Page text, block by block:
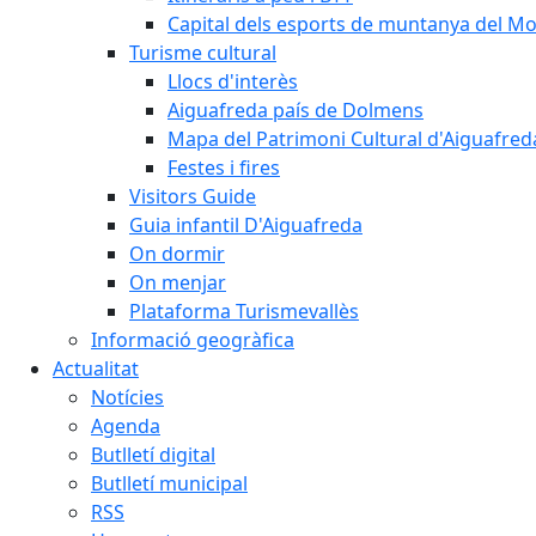
Capital dels esports de muntanya del
Turisme cultural
Llocs d'interès
Aiguafreda país de Dolmens
Mapa del Patrimoni Cultural
Festes i fires
Visitors Guide
Guia infantil D'Aiguafreda
On dormir
On menjar
Plataforma Turismevallès
Informació geogràfica
Actualitat
Notícies
Agenda
Butlletí digital
Butlletí municipal
RSS